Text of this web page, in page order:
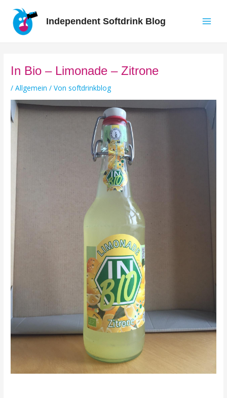
Inhalt
springen
Independent Softdrink Blog
In Bio – Limonade – Zitrone
/Allgemein / Von softdrinkblog